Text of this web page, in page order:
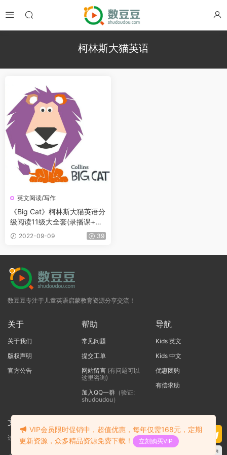
柯林斯大猫英语
英文阅读/写作
《Big Cat》柯林斯大猫英语分
级阅读11级大全套(录播课+教
参+分级阅读绘本及音频+教师
课件+练习册）
2022-09-09 39
数豆豆专注于儿童英语启蒙教育资源分享交流！
关于
关于我们
版权声明
官方公告
帮助
常见问题
提交工单
网站留言(有问题可以
这里咨询)
加入QQ一群（验证:
shudoudou）
导航
Kids 英文
Kids 中文
优惠团购
有偿求助
文本标题
这里输入代码
VIP会员限时促销中，超值优惠，每年仅需168元，定期
更新资源，众多精品资源免费下载！
立刻购买VIP